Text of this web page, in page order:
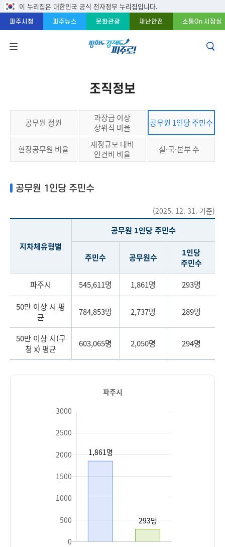
본문 바로가기
주메뉴 바로가기
푸터 바로가기
이 누리집은 대한민국 공식 전자정부 누리집입니다.
파주시청 파주뉴스 문화관광 재난안전 소통On 시장실
조직정보
공무원 정원
과장급 이상
상위직 비율
공무원 1인당 주민수
현장공무원 비율
재정규모 대비
인건비 비율
실·국·본부 수
공무원 1인당 주민수
(2025. 12. 31. 기준)
지차체유형별
공무원 1인당 주민수
주민수 공무원수
1인당
주민수
파주시 545,611명 1,861명 293명
50만 이상 시 평
균
784,853명 2,737명 289명
50만 이상 시(구
청 x) 평균
603,065명 2,050명 294명